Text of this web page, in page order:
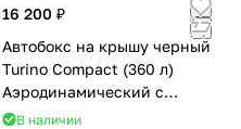
16 200 ₽
Автобокс на крышу черный
Turino Compact (360 л)
Аэродинамический с
двусторонним открыванием
В наличии